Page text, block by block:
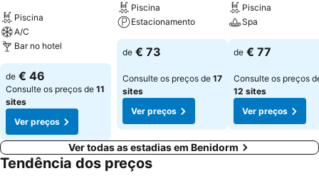
Piscina
A/C
Bar no hotel
de € 46
Consulte os preços de 11
sites
Ver preços
Piscina
Estacionamento
de € 73
Consulte os preços de 17
sites
Ver preços
Piscina
Spa
de € 77
Consulte os preços
12 sites
Ver preços
Ver todas as estadias em Benidorm
Tendência dos preços